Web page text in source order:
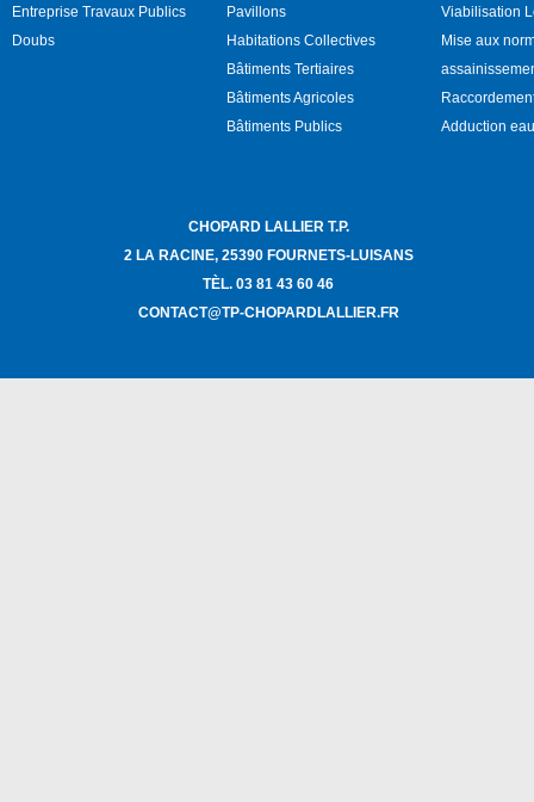
Entreprise Travaux Publics
Doubs
Pavillons
Habitations Collectives
Bâtiments Tertiaires
Bâtiments Agricoles
Bâtiments Publics
Viabilisation
Mise aux
Adduction
CHOPARD LALLIER T.P.
2 LA RACINE, 25390 FOURNETS-LUISANS
TÈL. 03 81 43 60 46
CONTACT@TP-CHOPARDLALLIER.FR